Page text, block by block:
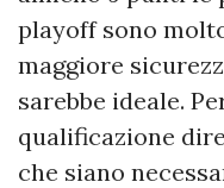
playoff sono
maggiore
sarebbe ideale.
qualificazione
che siano